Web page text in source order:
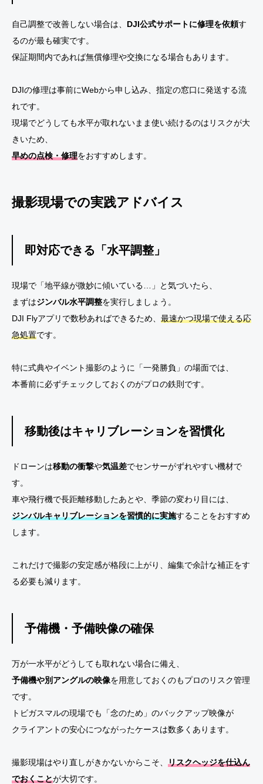
自己調整で改善しない場合は、 DJI公式サポートに修理を依頼す
るのが最も確実です。
保証期間内であれば無償修理や交換になる場合もあります。
DJIの修理は事前にWebから申し込み、指定の窓口に発送する流
れです。
現場でどうしても水平が取れないまま使い続けるのはリスクが大
きいため、
早めの点検・修理をおすすめします。
撮影現場での実践アドバイス
即対応できる「水平調整」
現場で「地平線が微妙に傾いている…」と気づいたら、
まずはジンバル水平調整を実行しましょう。
DJI Flyアプリで数秒あればできるため、 最速かつ現場で使える応
急処置です。
特に式典やイベント撮影のように「一発勝負」の場面では、
本番前に必ずチェックしておくのがプロの鉄則です。
移動後はキャリブレーションを習慣化
ドローンは移動の衝撃や気温差でセンサーがずれやすい機材で
す。
車や飛行機で長距離移動したあとや、季節の変わり目には、
ジンバルキャリブレーションを習慣的に実施することをおすすめ
します。
これだけで撮影の安定感が格段に上がり、編集で余計な補正をす
る必要も減ります。
予備機・予備映像の確保
万が一水平がどうしても取れない場合に備え、
予備機や別アングルの映像を用意しておくのもプロのリスク管理
です。
トビガスマルの現場でも「念のため」のバックアップ映像が
クライアントの安心につながったケースは数多くあります。
撮影現場はやり直しがきかないからこそ、 リスクヘッジを仕込ん
でおくことが大切です。